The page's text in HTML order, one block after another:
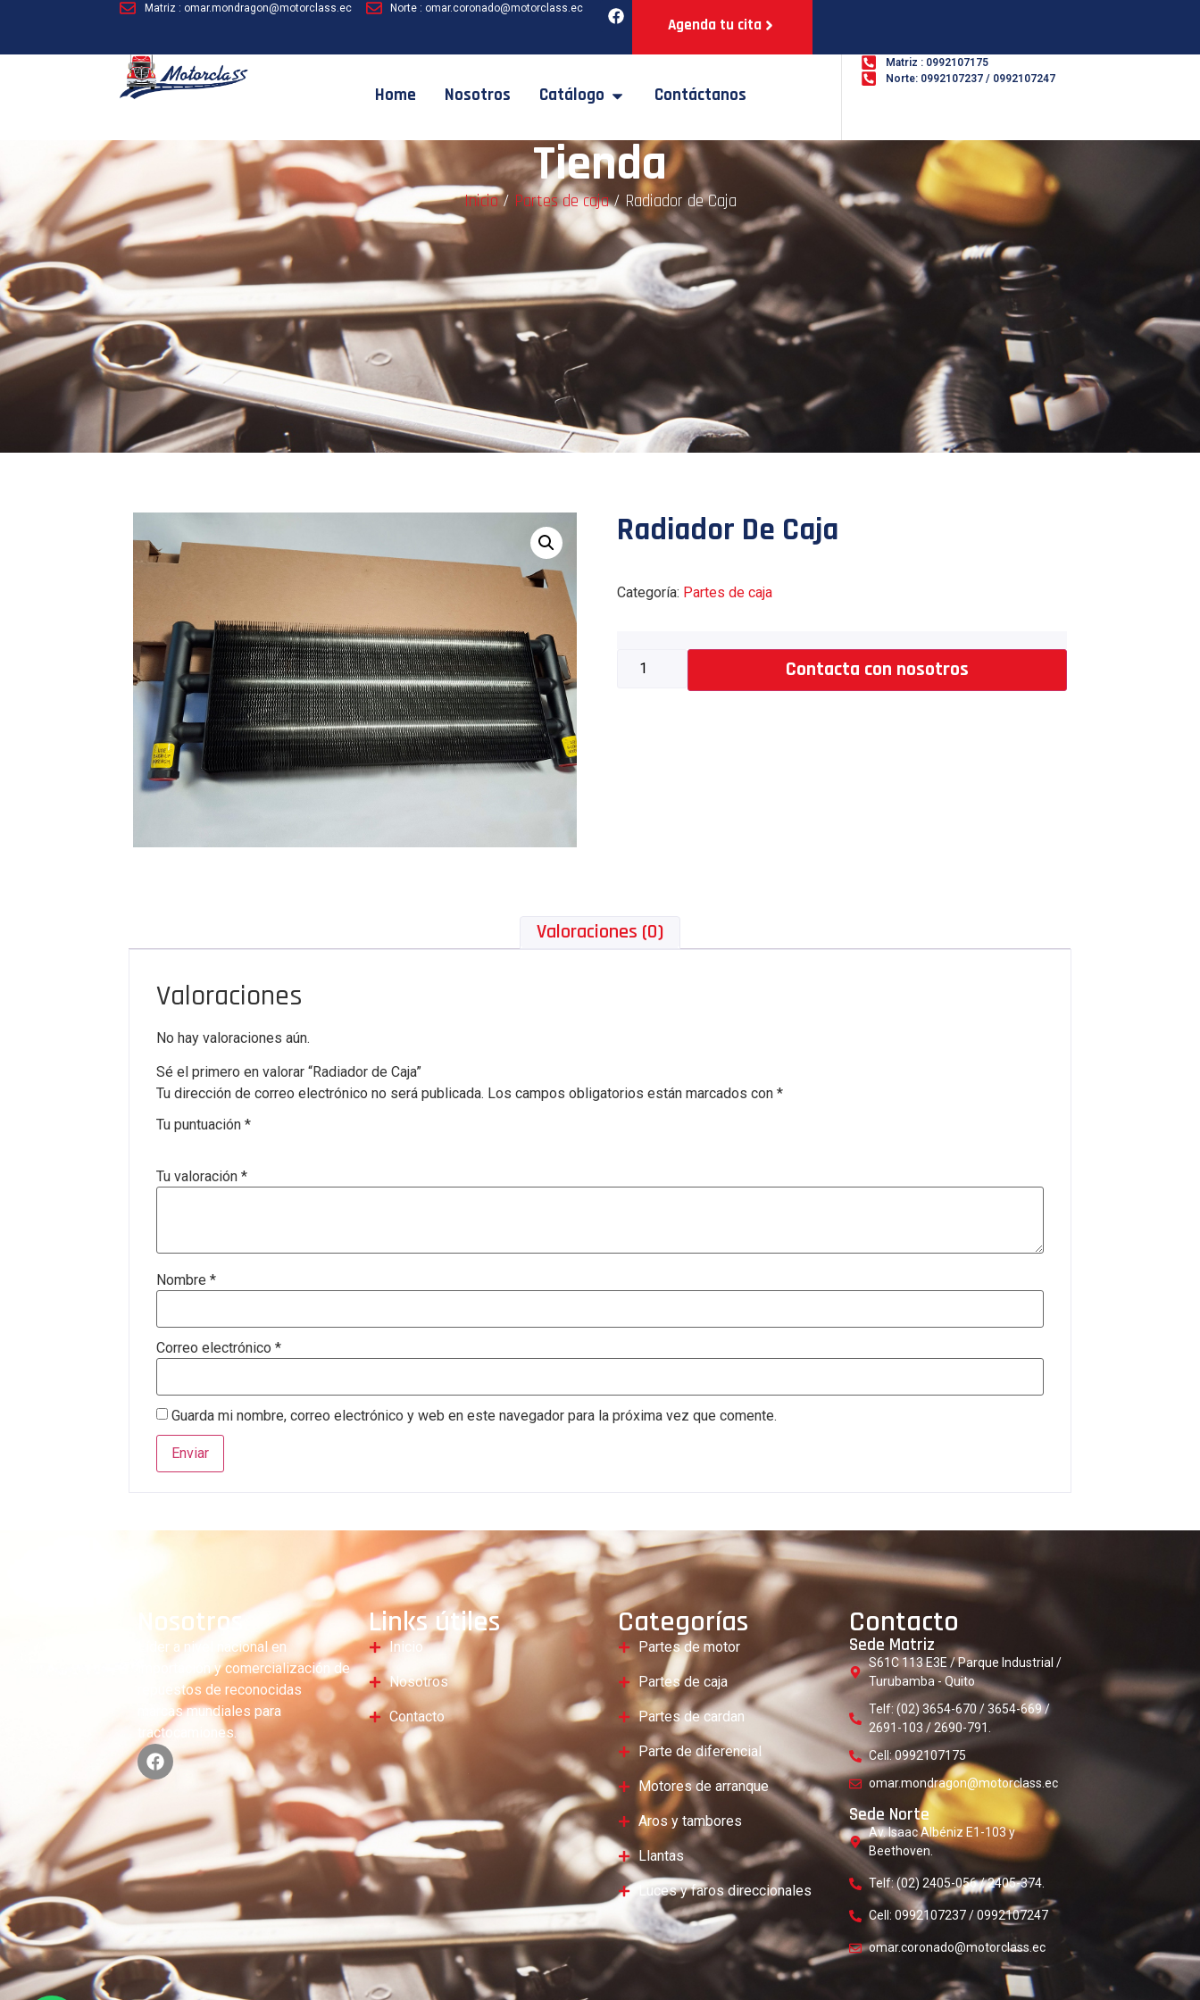
Matriz : omar.mondragon@motorclass.ec Norte : omar.coronado@motorclass.ec
Agenda tu cita
Home Nosotros Catálogo Contáctanos
Matriz : 0992107175
Norte: 0992107237 / 0992107247
Tienda
Inicio/ Partes de caja/ Radiador de Caja
Radiador De Caja
Categoría: Partes de caja
Contacta con nosotros
Valoraciones (0)
Valoraciones
No hay valoraciones aún.
Sé el primero en valorar “Radiador de Caja”
Tu dirección de correo electrónico no será publicada. Los campos obligatorios están marcados con*
Tu puntuación*
Tu valoración*
Nombre*
Correo electrónico*
Guarda mi nombre, correo electrónico y web en este navegador para la próxima vez que comente.
Nosotros
Líder a nivel nacional en
importación y comercialización de
repuestos de reconocidas
marcas mundiales para
tractocamiones.
Links útiles
Inicio
Nosotros
Contacto
Categorías
Partes de motor
Partes de caja
Partes de cardan
Parte de diferencial
Motores de arranque
Aros y tambores
Llantas
Luces y faros direccionales
Contacto
Sede Matriz
S61C 113 E3E / Parque Industrial /
Turubamba - Quito
Telf: (02) 3654-670 / 3654-669 /
2691-103 / 2690-791.
Cell: 0992107175
omar.mondragon@motorclass.ec
Sede Norte
Av. Isaac Albéniz E1-103 y
Beethoven.
Telf: (02) 2405-056 / 2405-374.
Cell: 0992107237 / 0992107247
omar.coronado@motorclass.ec